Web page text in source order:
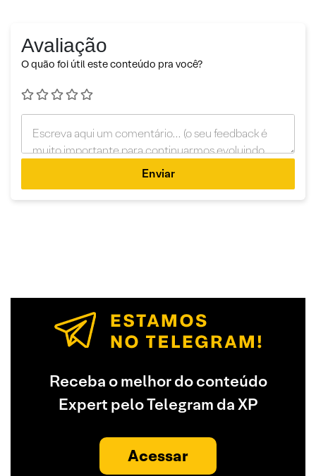
Avaliação
O quão foi útil este conteúdo pra você?
Enviar
Receba o melhor do conteúdo
Expert pelo Telegram da XP
Acessar